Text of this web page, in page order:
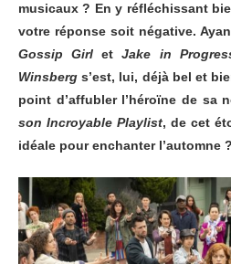
musicaux ? En y réfléchissant
votre réponse soit négative.
Gossip Girl etJake in
Winsberg s’est, lui, déjà bel et
point d’affubler l’héroïne de sa
son Incroyable Playlist, de cet
idéale pour enchanter l’automne ?